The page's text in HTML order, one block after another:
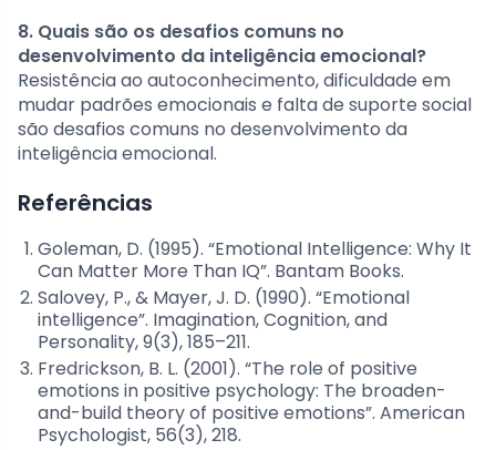
8. Quais são os desafios comuns no
desenvolvimento da inteligência emocional?
Resistência ao autoconhecimento, dificuldade em
mudar padrões emocionais e falta de suporte social
são desafios comuns no desenvolvimento da
inteligência emocional.
Referências
Goleman, D. (1995). “Emotional Intelligence: Why It
Can Matter More Than IQ”. Bantam Books.
Salovey, P., & Mayer, J. D. (1990). “Emotional
intelligence”. Imagination, Cognition, and
Personality, 9(3), 185–211.
Fredrickson, B. L. (2001). “The role of positive
emotions in positive psychology: The broaden-
and-build theory of positive emotions”. American
Psychologist, 56(3), 218.